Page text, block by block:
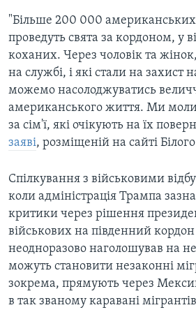
"Більше 200 000 американських
проведуть свята за кордоном, у
коханих. Через чоловік та
на службі, і які стали на захист
можемо насолоджуватись
американського життя. Ми
за сім'ї, які очікують на їх
заяві, розміщеній на сайті
Спілкування з військовими
коли адміністрація Трампа
критики через рішення
військових на південний
неодноразово наголошував на
можуть становити незаконні
зокрема, прямують через
в так званому каравані